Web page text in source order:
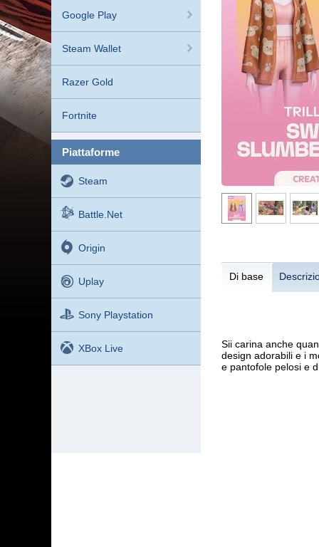
Google Play
Steam Wallet
Razer Gold
Fortnite
piattaforme
Steam
Battle.net
Origin
Uplay
Sony Playstation
XBox Live
Di base
Sii carina anche
design adorabili e i
e pantofole pelosi e